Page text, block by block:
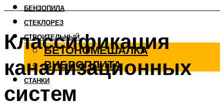
БЕНЗОПИЛА
СТЕКЛОРЕЗ
СТРОИТЕЛЬНЫЙ
БЕТОНОМЕШАЛКА
ВИБРОПЛИТА
СТАНКИ
Классификация
канализационных
систем